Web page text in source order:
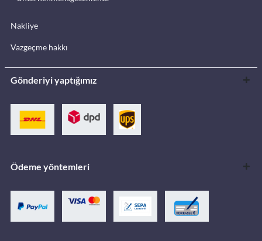
Nakliye
Vazgeçme hakkı
Gönderiyi yaptığımız
Ödeme yöntemleri